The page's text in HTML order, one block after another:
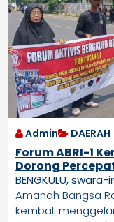
Admin DAERAH
Forum ABRI-1
Dorong
Dugaan Perkara
BENGKULU,
Amanah Bangsa
kembali